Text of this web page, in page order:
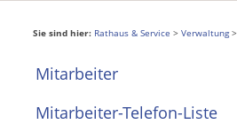
Sie sind hier: Rathaus & Service > Verwaltung>
Mitarbeiter
Mitarbeiter-Telefon-Liste